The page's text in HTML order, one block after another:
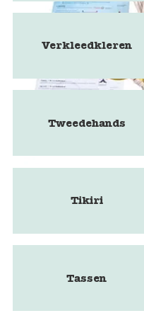
BubbleLab
Verkleedkleren
Tweedehands
Tikiri
Tassen